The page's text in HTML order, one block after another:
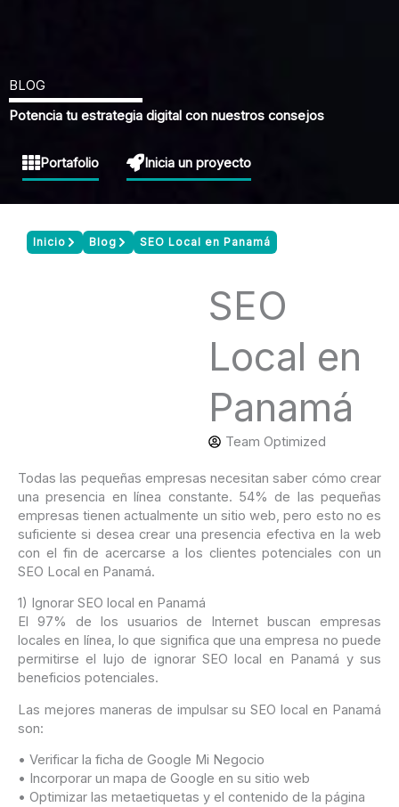
BLOG
Potencia tu estrategia digital con nuestros consejos
Portafolio Inicia un proyecto
Inicio Blog SEO Local en Panamá
SEO
Local en
Panamá
Team Optimized
Todas las pequeñas empresas necesitan saber cómo crear
una presencia en línea constante. 54% de las pequeñas
empresas tienen actualmente un sitio web, pero esto no es
suficiente si desea crear una presencia efectiva en la web
con el fin de acercarse a los clientes potenciales con un
SEO Local en Panamá.
1) Ignorar SEO local en Panamá
El 97% de los usuarios de Internet buscan empresas
locales en línea, lo que significa que una empresa no puede
permitirse el lujo de ignorar SEO local en Panamá y sus
beneficios potenciales.
Las mejores maneras de impulsar su SEO local en Panamá
son:
• Verificar la ficha de Google Mi Negocio
• Incorporar un mapa de Google en su sitio web
• Optimizar las metaetiquetas y el contenido de la página